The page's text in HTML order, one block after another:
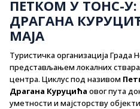
ПЕТКОМ У ТОНС-
ДРАГАНА
МАЈА
Туристичка организација Града
представљањем локалних
центра. Циклус под називом
Драгана Куруцића овог пута
уметности и мајсторству